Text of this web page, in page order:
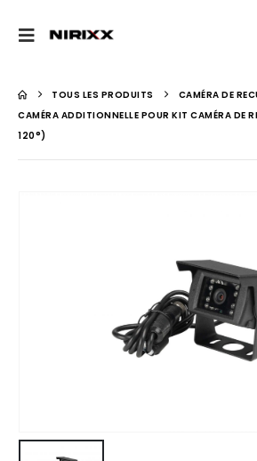
TOUS LES PRODUITS CAMÉRA DE
CAMÉRA ADDITIONNELLE POUR KIT CAMÉRA DE
120°)